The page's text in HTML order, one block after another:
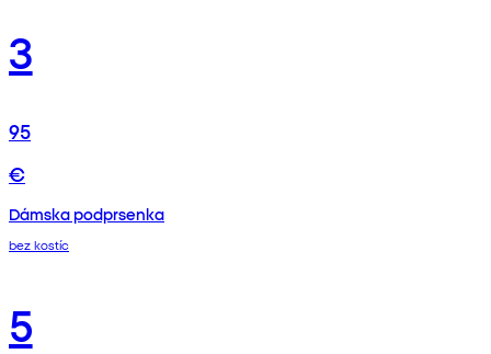
3
95
€
Dámska podprsenka
bez kostíc
5